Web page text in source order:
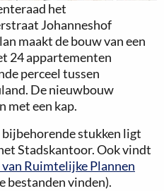
het
Johanneshof
maakt de bouw van een
24 appartementen
perceel tussen
De nieuwbouw
met een kap.
stukken ligt
Stadskantoor. Ook vindt
Ruimtelijke Plannen
bestanden vinden).